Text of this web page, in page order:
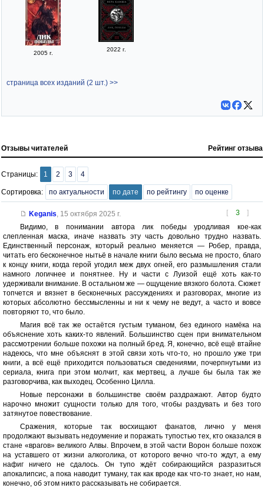
2005 г.
2022 г.
страница всех изданий (2 шт.) >>
Отзывы читателей Рейтинг отзыва
Страницы: 1 2 3 4
Сортировка: по актуальности по дате по рейтингу по оценке
[ 3 ]
Keganis 15 октября 2025 г.
Видимо, в понимании автора лик победы уродливая кое-как
слепленная маска, иначе назвать эту часть довольно трудно назвать.
Единственный персонаж, который реально меняется — Робер, правда,
читать его бесконечное нытьё в начале книги было весьма не просто, благо
к концу книги, когда герой угодил меж двух огней, его размышления стали
намного логичнее и понятнее. Ну и части с Луизой ещё хоть как-то
удерживали внимание. В остальном же — ощущение вязкого болота. Сюжет
топчется и вязнет в бесконечных рассуждениях и разговорах, многие из
которых абсолютно бессмысленны и ни к чему не ведут, а часто и вовсе
повторяют то, что было.
Магия всё так же остаётся густым туманом, без единого намёка на
объяснение хоть каких-то явлений. Большинство сцен при внимательном
рассмотрении больше похожи на полный бред. Я, конечно, всё ещё втайне
надеюсь, что мне объяснят в этой связи хоть что-то, но прошло уже три
книги, а всё ещё приходится пользоваться сведениями, почерпнутыми из
сериала, книга при этом молчит, как мертвец, а лучше бы была так же
разговорчива, как выходец. Особенно Цилла.
Новые персонажи в большинстве своём раздражают. Автор будто
нарочно множит сущности только для того, чтобы раздувать и без того
затянутое повествование.
Сражения, которые так восхищают фанатов, лично у меня
продолжают вызывать недоумение и поражать тупостью тех, кто оказался в
стане «врагов» великого Алвы. Впрочем, в этой части Ворон больше похож
на уставшего от жизни алкоголика, от которого вечно что-то ждут, а ему
нафиг ничего не сдалось. Он тупо ждёт собирающийся разразиться
апокалипсис, а пока наводит туману, так как вроде как что-то знает, но нам,
конечно, об этом никто рассказывать не собирается.